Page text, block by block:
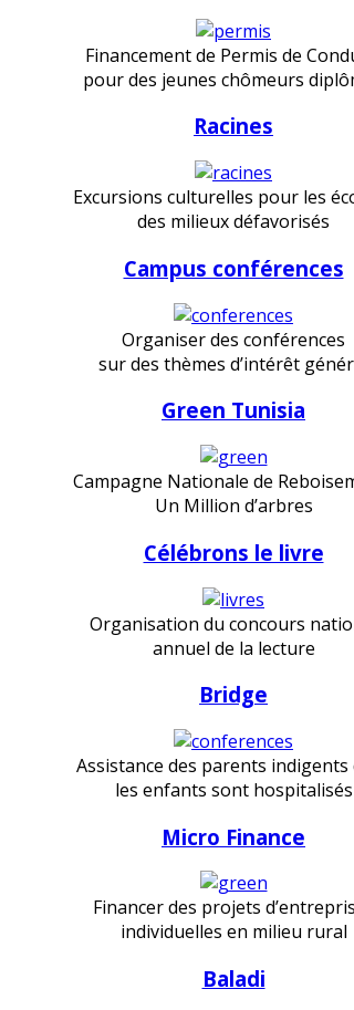
Financement de Permis de
pour des jeunes chômeurs
Racines
Excursions culturelles pour les
des milieux défavorisés
Campus conférences
Organiser des conférences
sur des thèmes d’intérêt
Green Tunisia
Campagne Nationale de
Un Million d’arbres
Célébrons le livre
Organisation du concours
annuel de la lecture
Bridge
Assistance des parents
les enfants sont hospitalisés
Micro Finance
Financer des projets
individuelles en milieu rural
Baladi